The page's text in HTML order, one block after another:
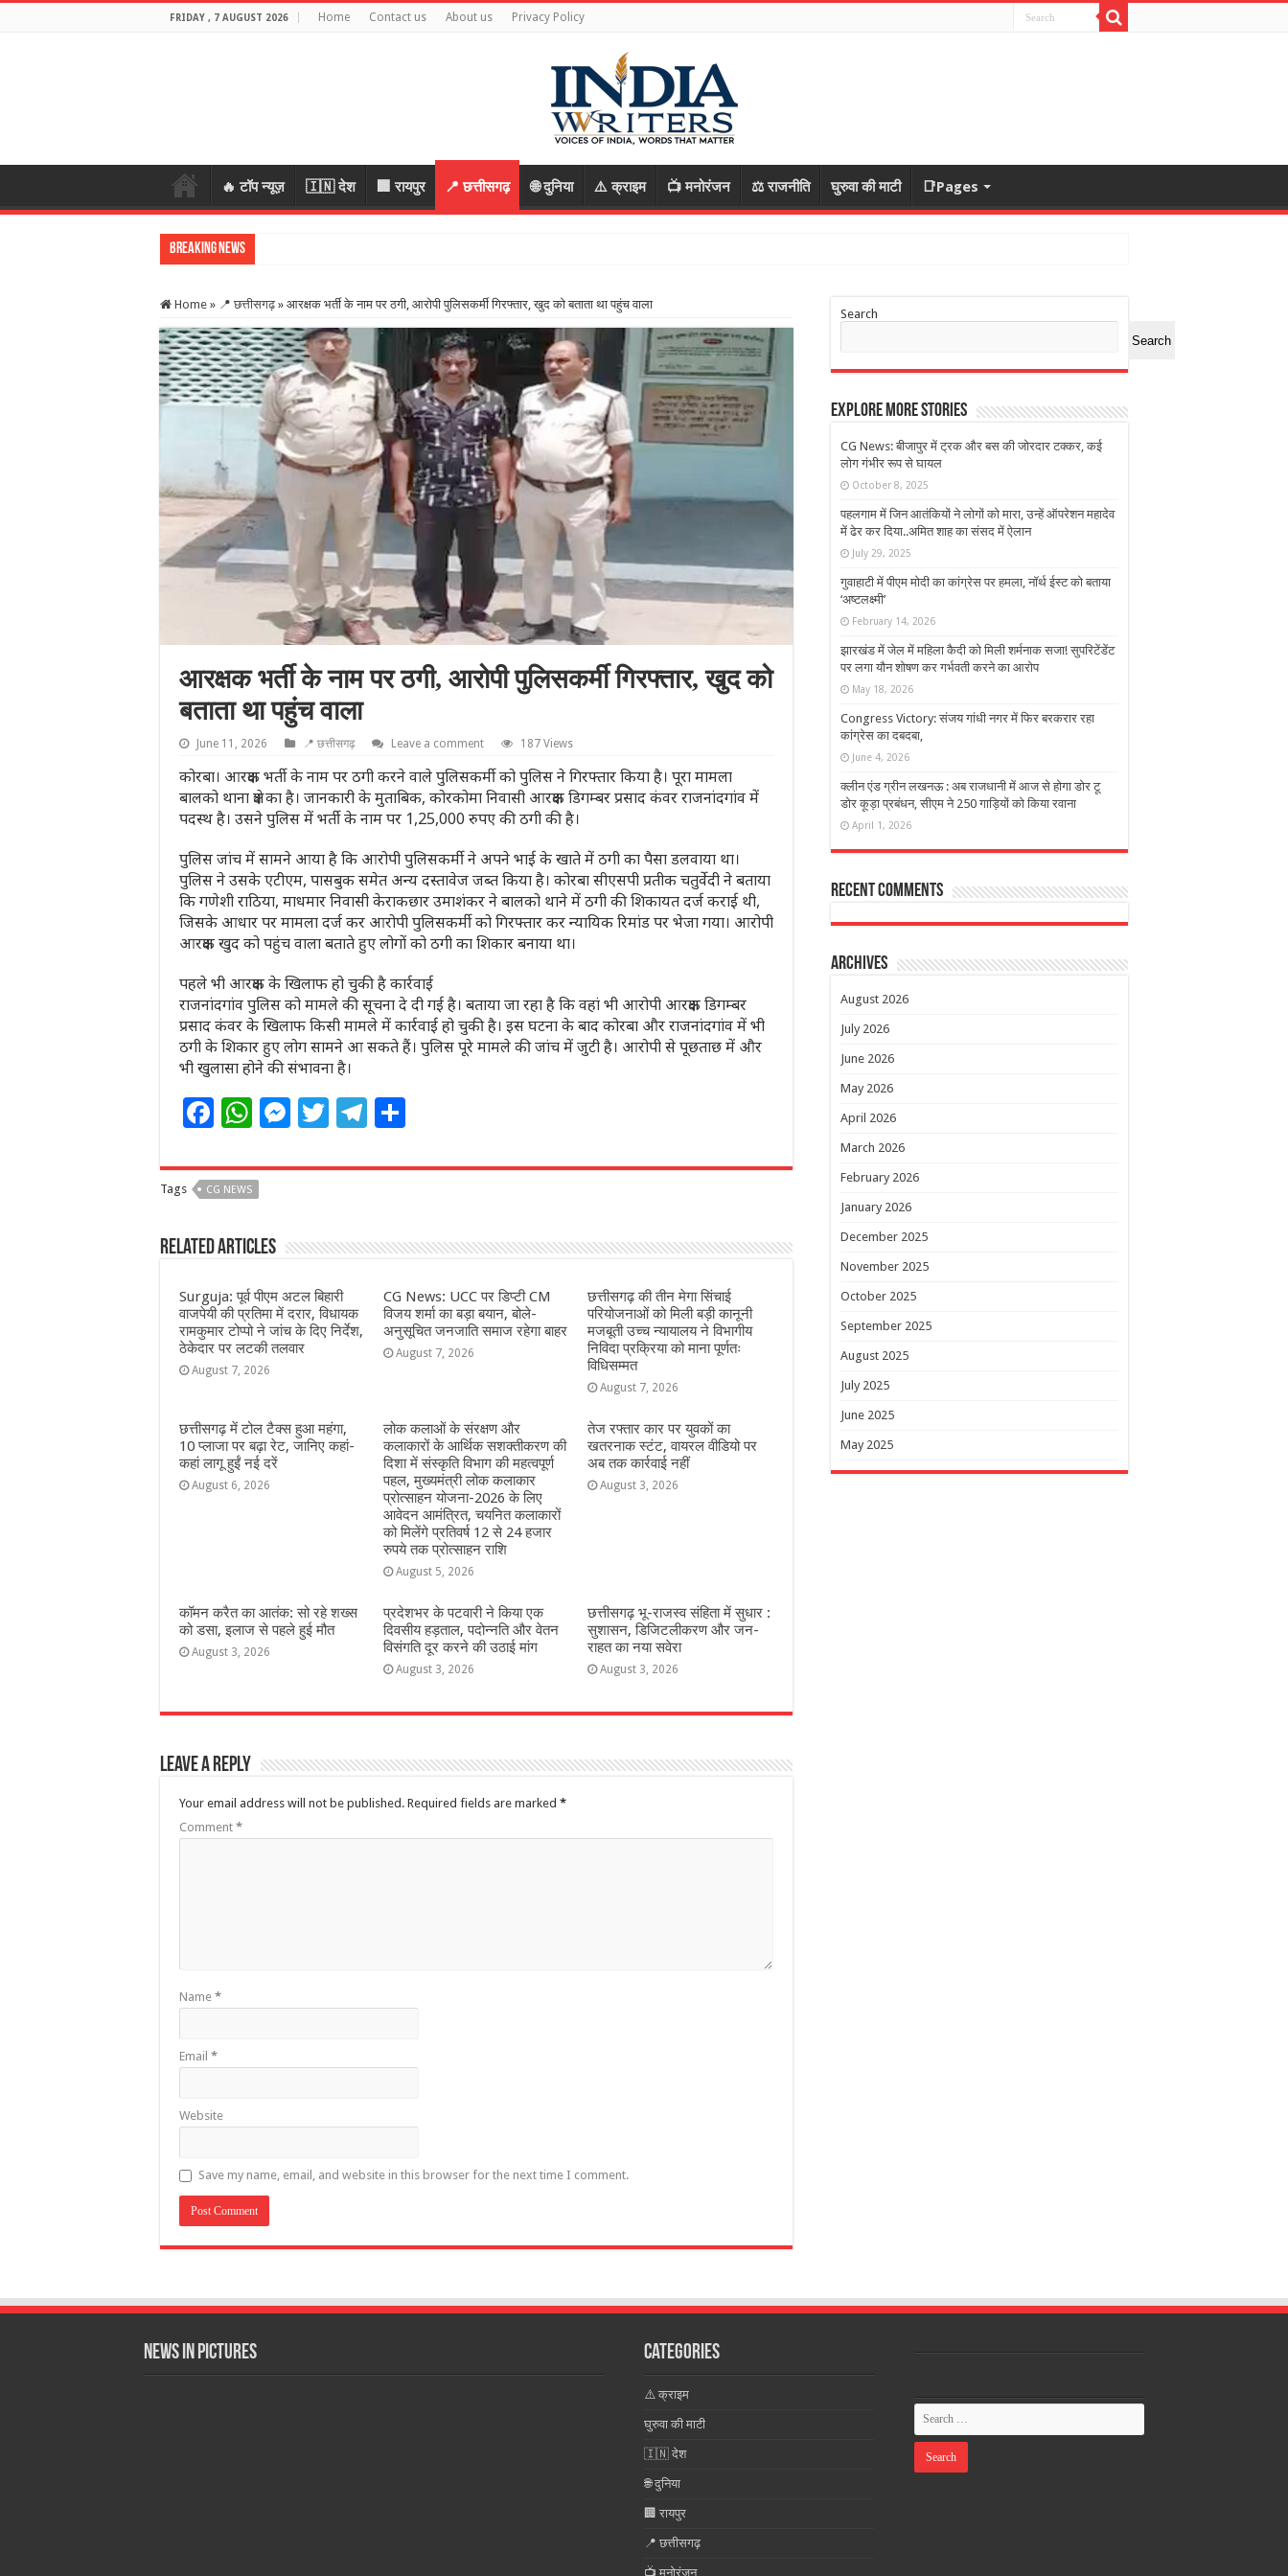
FRIDAY , 7 AUGUST 2026 Home Contact us About us Privacy Policy
🔥 टॉप न्यूज़ 🇮🇳 देश 🏢 रायपुर 📍 छत्तीसगढ़ 🌐 दुनिया ⚠️ क्राइम 📺 मनोरंजन ⚖️ राजनीति घुरुवा की माटी 📑Pages
Breaking News
Home » 📍 छत्तीसगढ़ » आरक्षक भर्ती के नाम पर ठगी, आरोपी पुलिसकर्मी गिरफ्तार, खुद को बताता था पहुंच वाला
आरक्षक भर्ती के नाम पर ठगी, आरोपी पुलिसकर्मी गिरफ्तार, खुद को
बताता था पहुंच वाला
June 11, 2026 📍 छत्तीसगढ़ Leave a comment 187 Views
कोरबा। आरक्षक भर्ती के नाम पर ठगी करने वाले पुलिसकर्मी को पुलिस ने गिरफ्तार किया है। पूरा मामला
बालको थाना क्षेत्र का है। जानकारी के मुताबिक, कोरकोमा निवासी आरक्षक डिगम्बर प्रसाद कंवर राजनांदगांव में
पदस्थ है। उसने पुलिस में भर्ती के नाम पर 1,25,000 रुपए की ठगी की है।
पुलिस जांच में सामने आया है कि आरोपी पुलिसकर्मी ने अपने भाई के खाते में ठगी का पैसा डलवाया था।
पुलिस ने उसके एटीएम, पासबुक समेत अन्य दस्तावेज जब्त किया है। कोरबा सीएसपी प्रतीक चतुर्वेदी ने बताया
कि गणेशी राठिया, माधमार निवासी केराकछार उमाशंकर ने बालको थाने में ठगी की शिकायत दर्ज कराई थी,
जिसके आधार पर मामला दर्ज कर आरोपी पुलिसकर्मी को गिरफ्तार कर न्यायिक रिमांड पर भेजा गया। आरोपी
आरक्षक खुद को पहुंच वाला बताते हुए लोगों को ठगी का शिकार बनाया था।
पहले भी आरक्षक के खिलाफ हो चुकी है कार्रवाई
राजनांदगांव पुलिस को मामले की सूचना दे दी गई है। बताया जा रहा है कि वहां भी आरोपी आरक्षक डिगम्बर
प्रसाद कंवर के खिलाफ किसी मामले में कार्रवाई हो चुकी है। इस घटना के बाद कोरबा और राजनांदगांव में भी
ठगी के शिकार हुए लोग सामने आ सकते हैं। पुलिस पूरे मामले की जांच में जुटी है। आरोपी से पूछताछ में और
भी खुलासा होने की संभावना है।
F
c
e
b
o
o
k
W
at
s
A
p
p
M
ss
n
g
e
r
T
itt
r
T
e
ra
m
ar
Tags CG NEWS
Related Articles
Surguja: पूर्व पीएम अटल बिहारी
वाजपेयी की प्रतिमा में दरार, विधायक
रामकुमार टोप्पो ने जांच के दिए निर्देश,
ठेकेदार पर लटकी तलवार
August 7, 2026
CG News: UCC पर डिप्टी CM
विजय शर्मा का बड़ा बयान, बोले-
अनुसूचित जनजाति समाज रहेगा बाहर
August 7, 2026
छत्तीसगढ़ की तीन मेगा सिंचाई
परियोजनाओं को मिली बड़ी कानूनी
मजबूती उच्च न्यायालय ने विभागीय
निविदा प्रक्रिया को माना पूर्णतः
विधिसम्मत
August 7, 2026
छत्तीसगढ़ में टोल टैक्स हुआ महंगा,
10 प्लाजा पर बढ़ा रेट, जानिए कहां-
कहां लागू हुईं नई दरें
August 6, 2026
लोक कलाओं के संरक्षण और
कलाकारों के आर्थिक सशक्तीकरण की
दिशा में संस्कृति विभाग की महत्वपूर्ण
पहल, मुख्यमंत्री लोक कलाकार
प्रोत्साहन योजना-2026 के लिए
आवेदन आमंत्रित, चयनित कलाकारों
को मिलेंगे प्रतिवर्ष 12 से 24 हजार
रुपये तक प्रोत्साहन राशि
August 5, 2026
तेज रफ्तार कार पर युवकों का
खतरनाक स्टंट, वायरल वीडियो पर
अब तक कार्रवाई नहीं
August 3, 2026
कॉमन करैत का आतंक: सो रहे शख्स
को डसा, इलाज से पहले हुई मौत
August 3, 2026
प्रदेशभर के पटवारी ने किया एक
दिवसीय हड़ताल, पदोन्नति और वेतन
विसंगति दूर करने की उठाई मांग
August 3, 2026
छत्तीसगढ़ भू-राजस्व संहिता में सुधार :
सुशासन, डिजिटलीकरण और जन-
राहत का नया सवेरा
August 3, 2026
Leave a Reply
Your email address will not be published. Required fields are marked *
Comment *
Name *
Email *
Website
Save my name, email, and website in this browser for the next time I comment.
Search
Search
Explore More Stories
CG News: बीजापुर में ट्रक और बस की जोरदार टक्कर, कई
लोग गंभीर रूप से घायल
October 8, 2025
पहलगाम में जिन आतंकियों ने लोगों को मारा, उन्हें ऑपरेशन महादेव
में ढेर कर दिया..अमित शाह का संसद में ऐलान
July 29, 2025
गुवाहाटी में पीएम मोदी का कांग्रेस पर हमला, नॉर्थ ईस्ट को बताया
‘अष्टलक्ष्मी’
February 14, 2026
झारखंड में जेल में महिला कैदी को मिली शर्मनाक सजा! सुपरिटेंडेंट
पर लगा यौन शोषण कर गर्भवती करने का आरोप
May 18, 2026
Congress Victory: संजय गांधी नगर में फिर बरकरार रहा
कांग्रेस का दबदबा,
June 4, 2026
क्लीन एंड ग्रीन लखनऊ : अब राजधानी में आज से होगा डोर टू
डोर कूड़ा प्रबंधन, सीएम ने 250 गाड़ियों को किया रवाना
April 1, 2026
Recent Comments
Archives
August 2026
July 2026
June 2026
May 2026
April 2026
March 2026
February 2026
January 2026
December 2025
November 2025
October 2025
September 2025
August 2025
July 2025
June 2025
May 2025
News in Pictures Categories
⚠️ क्राइम
घुरुवा की माटी
🇮🇳 देश
🌐 दुनिया
🏢 रायपुर
📍 छत्तीसगढ़
📺 मनोरंजन